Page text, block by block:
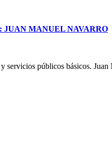
JUAN MANUEL NAVARRO
servicios públicos básicos.